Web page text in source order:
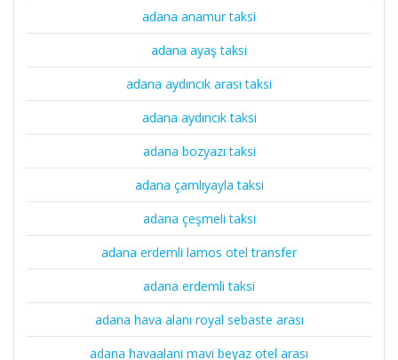
adana anamur taksi
adana ayaş taksi
adana aydıncık arası taksi
adana aydıncık taksi
adana bozyazı taksi
adana çamlıyayla taksi
adana çeşmeli taksi
adana erdemli lamos otel transfer
adana erdemli taksi
adana hava alanı royal sebaste arası
adana havaalani mavi beyaz otel arası